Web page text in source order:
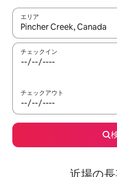
エリア
検索結果が表示されたら、
チェックイン
チェックアウト
近場の